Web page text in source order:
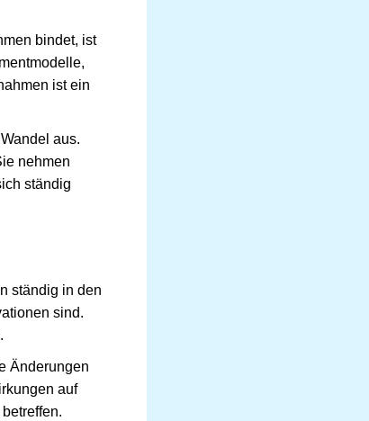
bindet, ist
ist ein
aus.
nehmen
ständig
ständig in den
sind.
Änderungen
auf